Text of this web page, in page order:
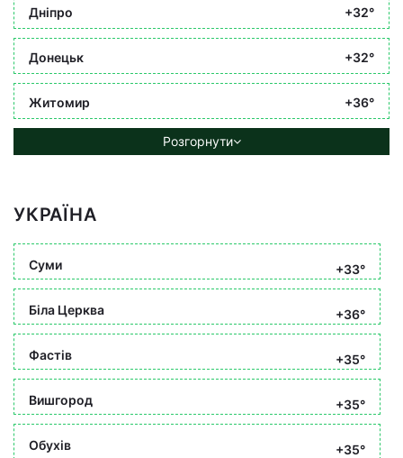
Дніпро +32°
Донецьк +32°
Житомир +36°
Розгорнути
УКРАЇНА
Суми +33°
Біла Церква +36°
Фастів +35°
Вишгород +35°
Обухів +35°